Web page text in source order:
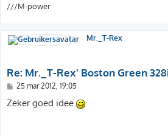
///M-power
Mr._T-Rex
Re: Mr._T-Rex' Boston Green
B
r
i
25 mar 2012, 19:05
Zeker goed idee